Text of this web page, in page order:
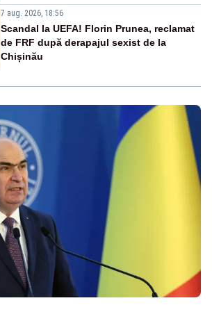
7 aug. 2026, 18:56
Scandal la UEFA! Florin Prunea, reclamat
de FRF după derapajul sexist de la
Chișinău